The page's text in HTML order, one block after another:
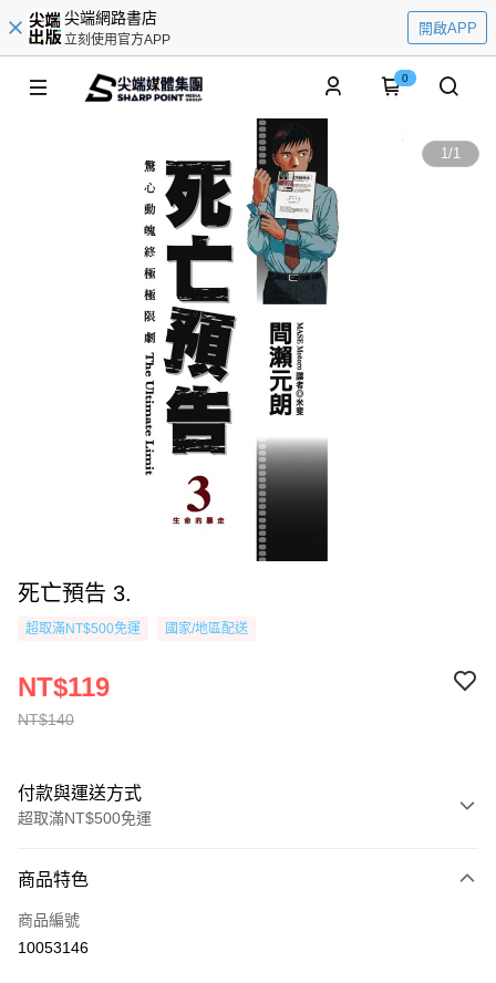
尖端網路書店
立刻使用官方APP
開啟APP
0
1/1
死亡預告 3.
超取滿NT$500免運 國家/地區配送
NT$140
NT$119
付款與運送方式
超取滿NT$500免運
信用卡一次付款
超商取貨付款
商品特色
商品編號
10053146